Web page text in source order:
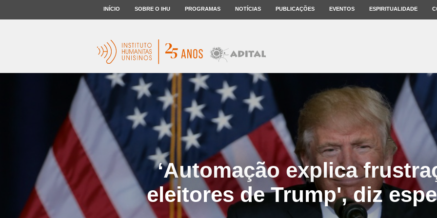
INÍCIO SOBRE O IHU PROGRAMAS NOTÍCIAS PUBLICAÇÕES EVENTOS ESPIRITUALIDADE
‘Automação explica
eleitores de Trump', diz